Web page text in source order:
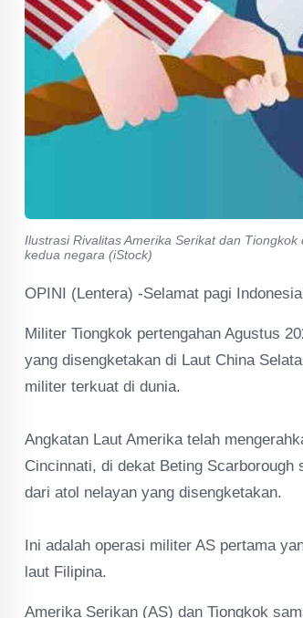
Ilustrasi Rivalitas Amerika Serikat dan
kedua negara (iStock)
OPINI (Lentera) -Selamat pagi
Militer Tiongkok pertengahan Agustus
yang disengketakan di Laut China
militer terkuat di dunia.
Angkatan Laut Amerika telah
Cincinnati, di dekat Beting
dari atol nelayan yang disengketakan.
Ini adalah operasi militer AS pertama
laut Filipina.
Amerika Serikan (AS) dan Tiongkok